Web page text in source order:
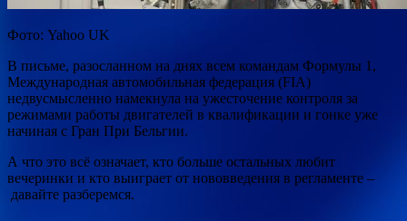
Фото: Yahoo UK
В письме, разосланном на днях всем командам Формулы 1,
Международная автомобильная федерация (FIA)
недвусмысленно намекнула на ужесточение контроля за
режимами работы двигателей в квалификации и гонке уже
начиная с Гран При Бельгии.
А что это всё означает, кто больше остальных любит
вечеринки и кто выиграет от нововведения в регламенте –
давайте разберемся.